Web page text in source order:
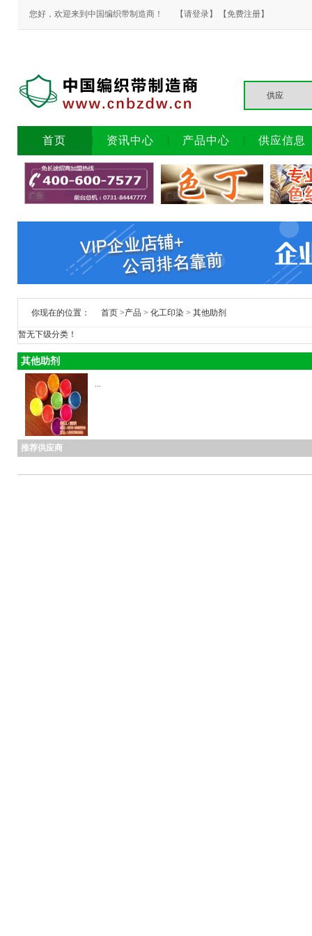
您好，欢迎来到中国编织带制造商！ 【请登录】 【免费注册】
首页 资讯中心 产品中心 供应信息
广告 广告 广告
你现在的位置： 首页 >产品 > 化工印染 > 其他助剂
暂无下级分类！
其他助剂
...
推荐供应商